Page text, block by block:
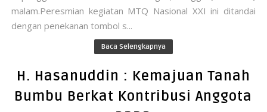
malam.Peresmian kegiatan MTQ Nasional XXI ini ditandai
dengan penekanan tombol s...
Baca Selengkapnya
H. Hasanuddin : Kemajuan Tanah
Bumbu Berkat Kontribusi Anggota